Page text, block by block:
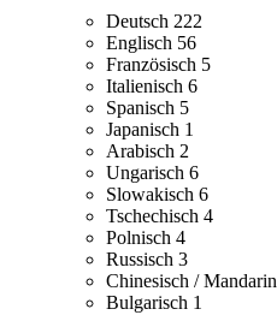
Deutsch 222
Englisch 56
Französisch 5
Italienisch 6
Spanisch 5
Japanisch 1
Arabisch 2
Ungarisch 6
Slowakisch 6
Tschechisch 4
Polnisch 4
Russisch 3
Chinesisch / Mandarin
Bulgarisch 1